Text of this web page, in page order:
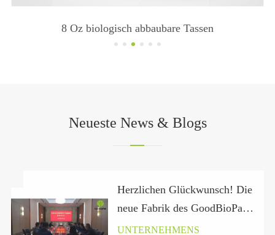
8 Oz biologisch abbaubare Tassen
Neueste News & Blogs
Herzlichen Glückwunsch! Die
neue Fabrik des GoodBioPak
in der Provinz Hubei hat
UNTERNEHMENS